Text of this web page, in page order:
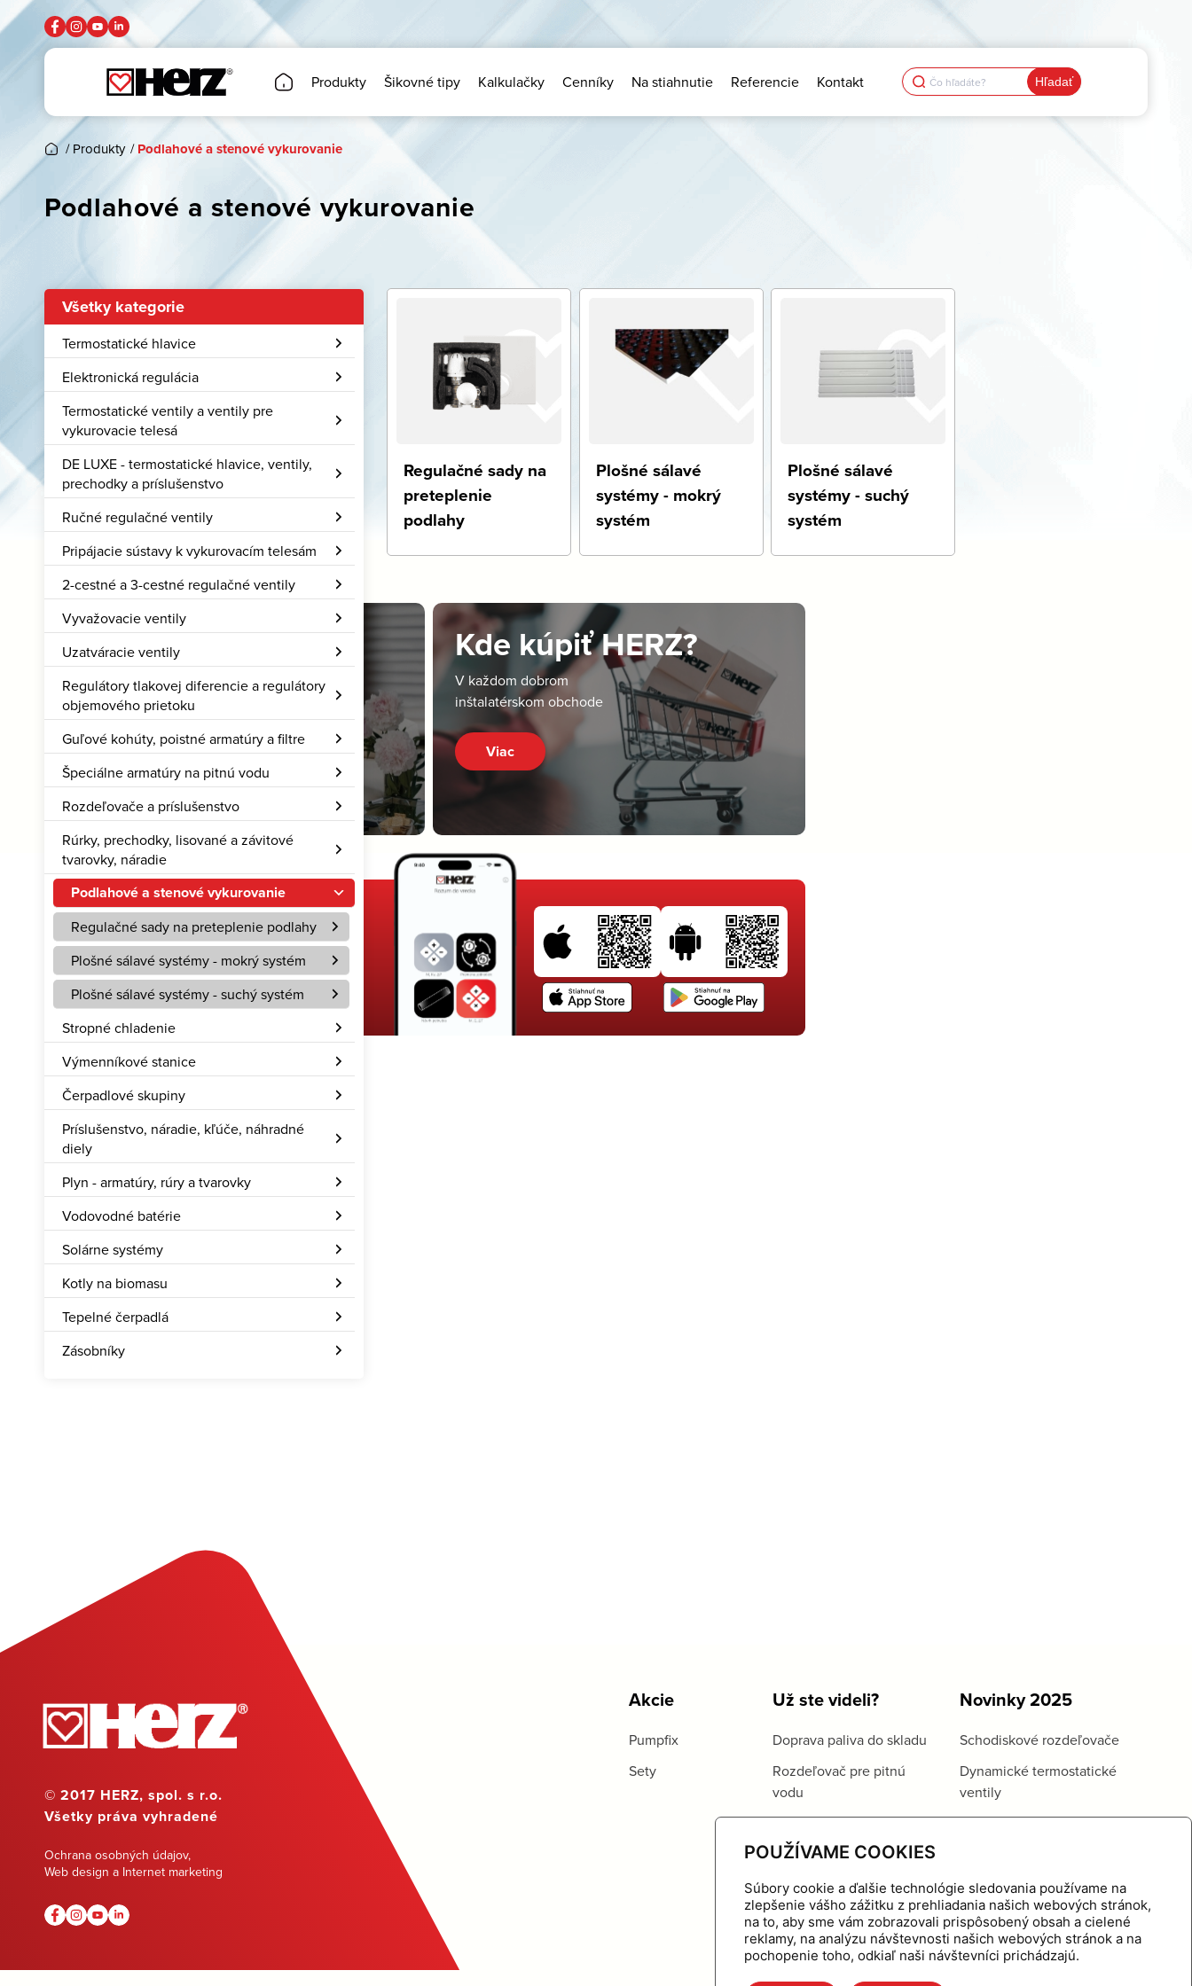
POUŽÍVAME COOKIES
Súbory cookie a ďalšie technológie sledovania používame na
zlepšenie vášho zážitku z prehliadania našich webových stránok,
na to, aby sme vám zobrazovali prispôsobený obsah a cielené
reklamy, na analýzu návštevnosti našich webových stránok a na
pochopenie toho, odkiaľ naši návštevníci prichádzajú.
Všetky kategorie
Termostatické hlavice
Elektronická regulácia
Termostatické ventily a ventily pre
vykurovacie telesá
DE LUXE - termostatické hlavice, ventily,
prechodky a príslušenstvo
Ručné regulačné ventily
Pripájacie sústavy k vykurovacím telesám
2-cestné a 3-cestné regulačné ventily
Vyvažovacie ventily
Uzatváracie ventily
Regulátory tlakovej diferencie a regulátory
objemového prietoku
Guľové kohúty, poistné armatúry a filtre
Špeciálne armatúry na pitnú vodu
Rozdeľovače a príslušenstvo
Rúrky, prechodky, lisované a závitové
tvarovky, náradie
Podlahové a stenové vykurovanie
Regulačné sady na preteplenie podlahy
Plošné sálavé systémy - mokrý systém
Plošné sálavé systémy - suchý systém
Stropné chladenie
Výmenníkové stanice
Čerpadlové skupiny
Príslušenstvo, náradie, kľúče, náhradné
diely
Plyn - armatúry, rúry a tvarovky
Vodovodné batérie
Solárne systémy
Kotly na biomasu
Tepelné čerpadlá
Zásobníky
Produkty Šikovné tipy Kalkulačky Cenníky Na stiahnutie Referencie Kontakt Search
for:
/ Produkty / Podlahové a stenové vykurovanie
Podlahové a stenové vykurovanie
Regulačné sady na
preteplenie
podlahy
Plošné sálavé
systémy - mokrý
systém
Plošné sálavé
systémy - suchý
systém
Kotly na biomasu
Sú ideálnym riešením
práve pre vás?
Viac
Kde kúpiť HERZ?
V každom dobrom
inštalatérskom obchode
Viac
Stiahnite si našu aplikáciu
Hcalc – Rozum do vrecka
© 2017 HERZ, spol. s r.o.
Všetky práva vyhradené
Ochrana osobných údajov,
Web design a Internet marketing
Akcie
Pumpfix
Sety
Už ste videli?
Doprava paliva do skladu
Rozdeľovač pre pitnú
vodu
Novinky 2025
Schodiskové rozdeľovače
Dynamické termostatické
ventily